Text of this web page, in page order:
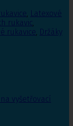
, Latexové
rukavic,
rukavice, Držáky
vyšetřovací